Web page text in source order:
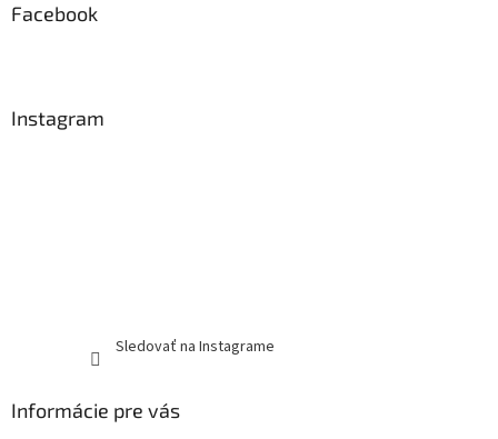
Facebook
Instagram
Sledovať na Instagrame
Informácie pre vás